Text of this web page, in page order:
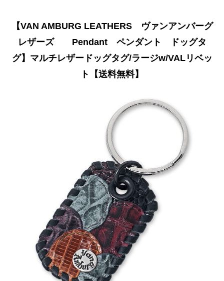
【VAN AMBURG LEATHERS ヴァンアンバーグ
レザーズ Pendant ペンダント ドッグタ
グ】マルチレザードッグタグ/ラージw/VALリベッ
ト【送料無料】